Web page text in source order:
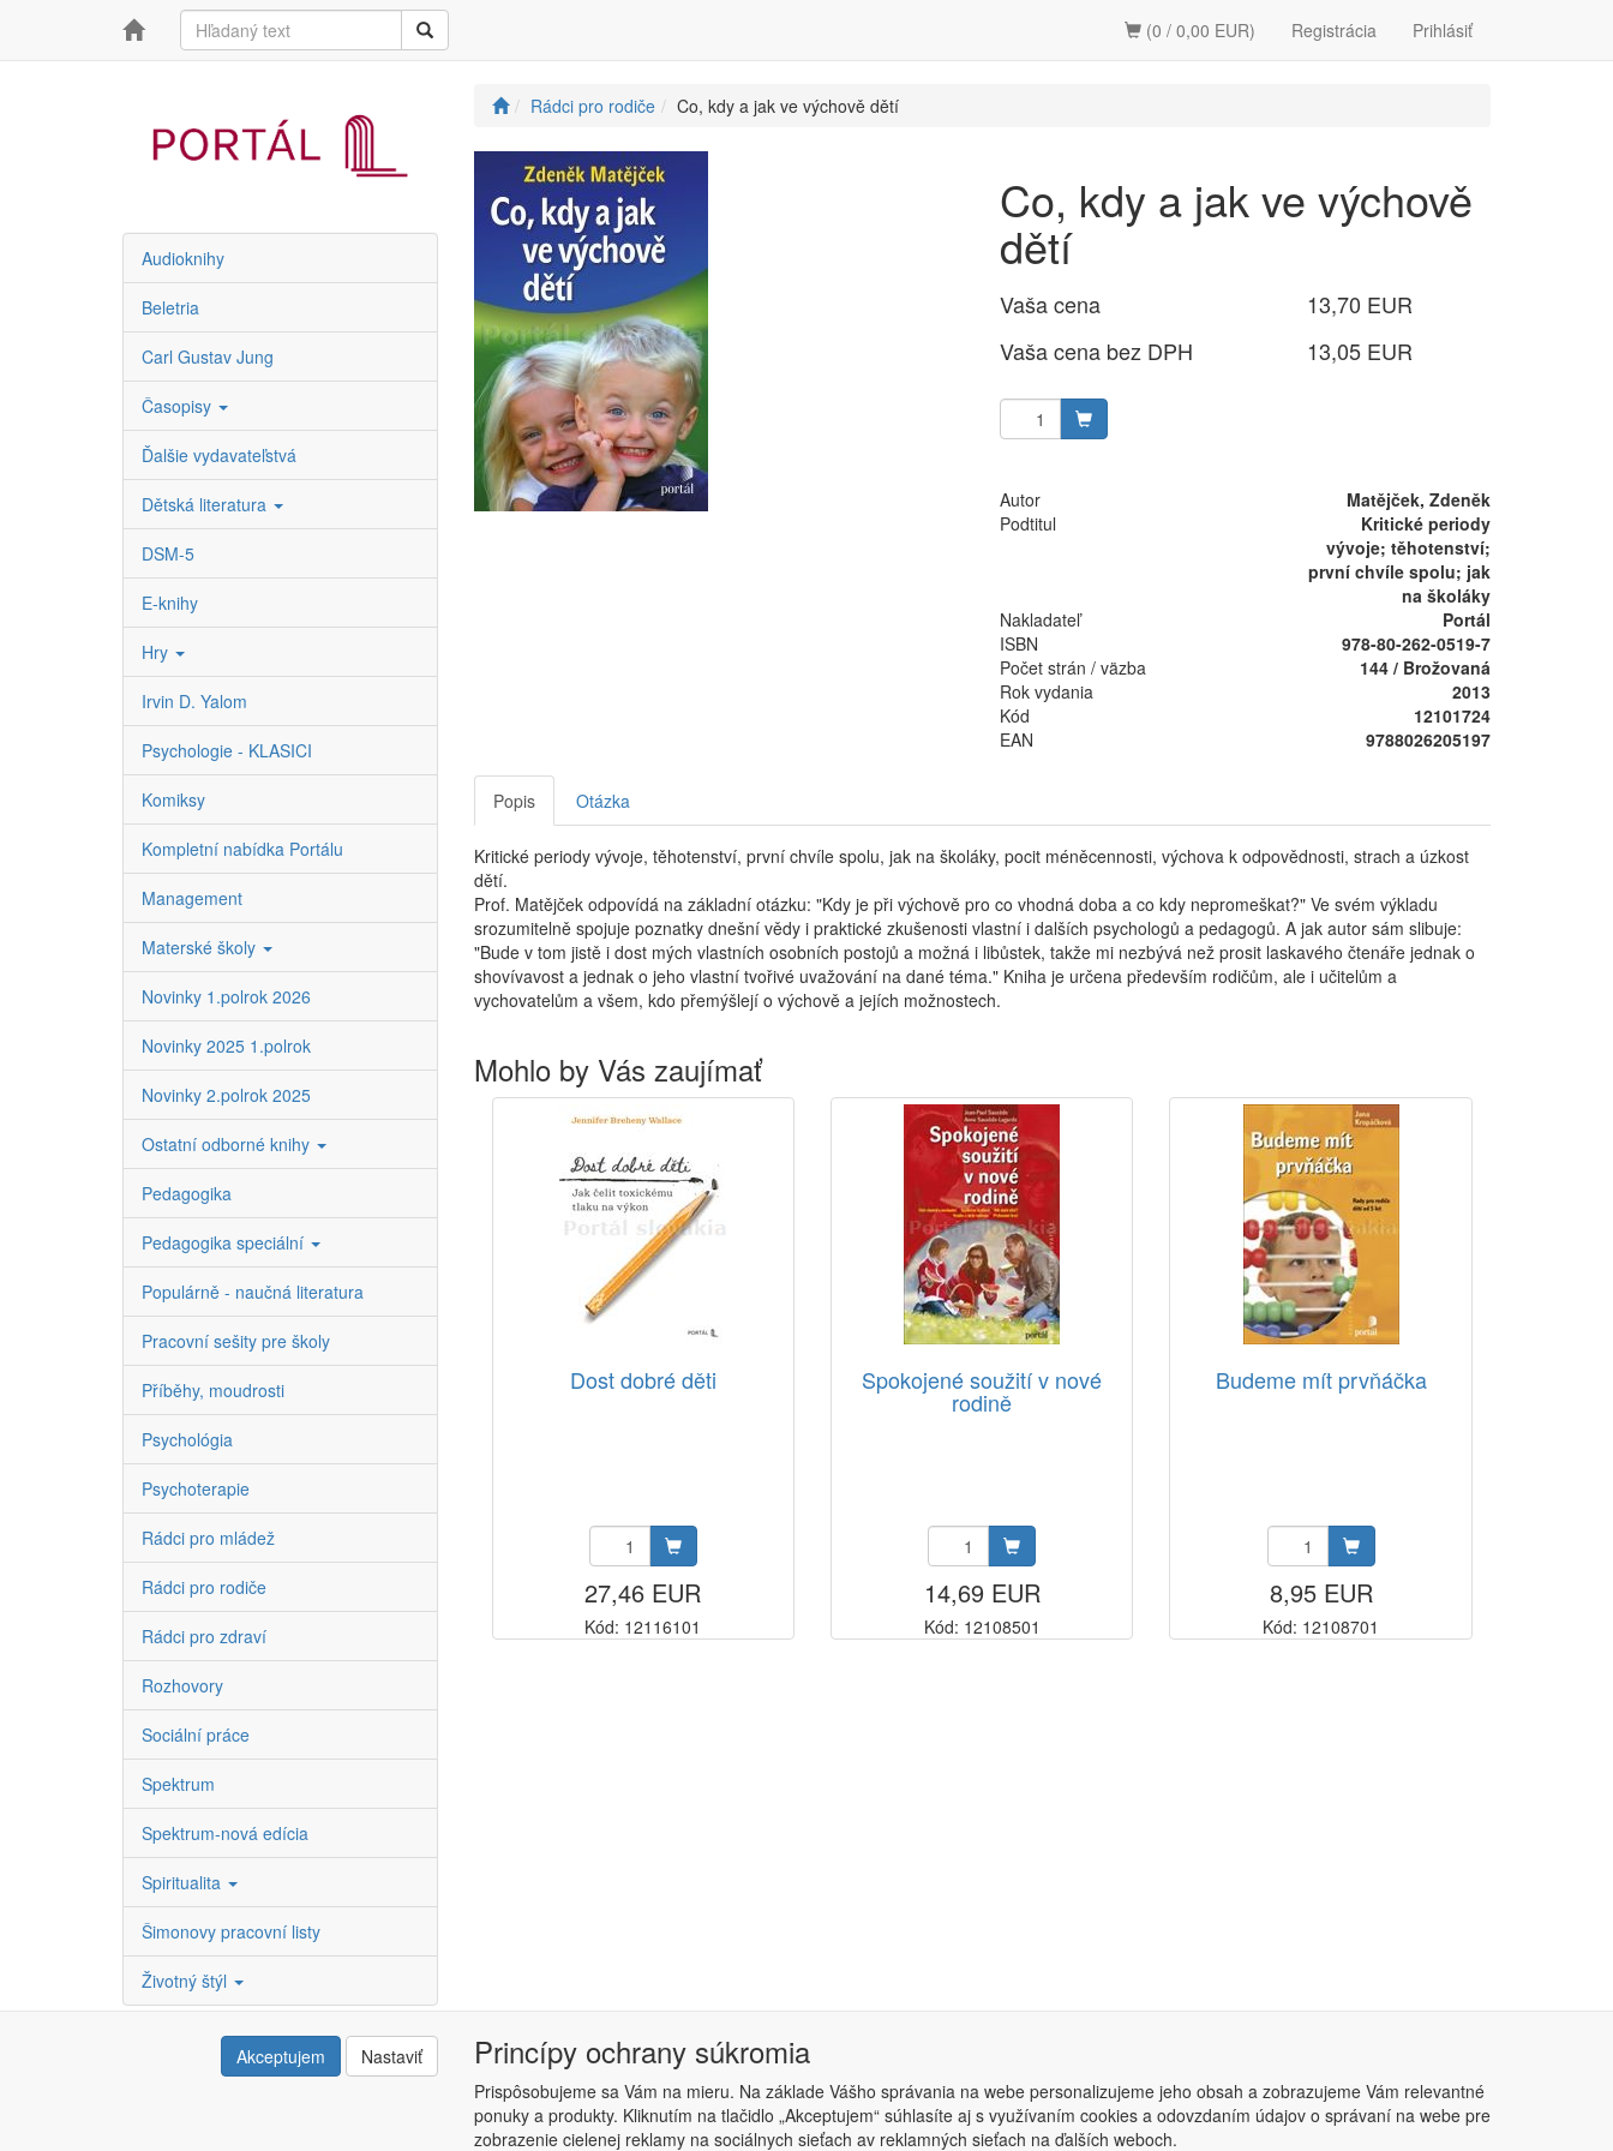
Registrácia Prihlásiť
(0 / 0,00 EUR)
Audioknihy
Beletria
Carl Gustav Jung
Časopisy
Ďalšie vydavateľstvá
Dětská literatura
DSM-5
E-knihy
Hry
Irvin D. Yalom
Psychologie - KLASICI
Komiksy
Kompletní nabídka Portálu
Management
Materské školy
Novinky 1.polrok 2026
Novinky 2025 1.polrok
Novinky 2.polrok 2025
Ostatní odborné knihy
Pedagogika
Pedagogika speciální
Populárně - naučná literatura
Pracovní sešity pre školy
Příběhy, moudrosti
Psychológia
Psychoterapie
Rádci pro mládež
Rádci pro rodiče
Rádci pro zdraví
Rozhovory
Sociální práce
Spektrum
Spektrum-nová edícia
Spiritualita
Šimonovy pracovní listy
Životný štýl
Rádci pro rodiče Co, kdy a jak ve výchově dětí
Co, kdy a jak ve výchově
dětí
Vaša cena
13,70 EUR
Vaša cena bez DPH
13,05 EUR
Autor
Matějček, Zdeněk
Podtitul
Kritické periody
vývoje; těhotenství;
první chvíle spolu; jak
na školáky
Nakladateľ
Portál
ISBN
978-80-262-0519-7
Počet strán / väzba
144 / Brožovaná
Rok vydania
2013
Kód
12101724
EAN
9788026205197
Popis Otázka
Kritické periody vývoje, těhotenství, první chvíle spolu, jak na školáky, pocit méněcennosti, výchova k odpovědnosti, strach a úzkost
dětí.
Prof. Matějček odpovídá na základní otázku: "Kdy je při výchově pro co vhodná doba a co kdy nepromeškat?" Ve svém výkladu
srozumitelně spojuje poznatky dnešní vědy i praktické zkušenosti vlastní i dalších psychologů a pedagogů. A jak autor sám slibuje:
"Bude v tom jistě i dost mých vlastních osobních postojů a možná i libůstek, takže mi nezbývá než prosit laskavého čtenáře jednak o
shovívavost a jednak o jeho vlastní tvořivé uvažování na dané téma." Kniha je určena především rodičům, ale i učitelům a
vychovatelům a všem, kdo přemýšlejí o výchově a jejích možnostech.
Mohlo by Vás zaujímať
Dost dobré děti
27,46 EUR
Kód: 12116101
Spokojené soužití v nové
rodině
14,69 EUR
Kód: 12108501
Budeme mít prvňáčka
8,95 EUR
Kód: 12108701
Obchodné podmienky |Nastavenie súkromia
Akceptujem Nastaviť Princípy ochrany súkromia
Prispôsobujeme sa Vám na mieru. Na základe Vášho správania na webe personalizujeme jeho obsah a zobrazujeme Vám relevantné
ponuky a produkty. Kliknutím na tlačidlo „Akceptujem“ súhlasíte aj s využívaním cookies a odovzdaním údajov o správaní na webe pre
zobrazenie cielenej reklamy na sociálnych sieťach av reklamných sieťach na ďalších weboch.